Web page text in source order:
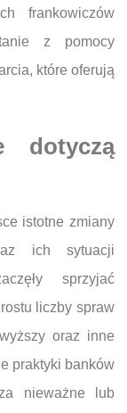
frankowiczów
z pomocy
które oferują
dotyczą
istotne zmiany
ich sytuacji
sprzyjać
liczby spraw
oraz inne
praktyki banków
nieważne lub